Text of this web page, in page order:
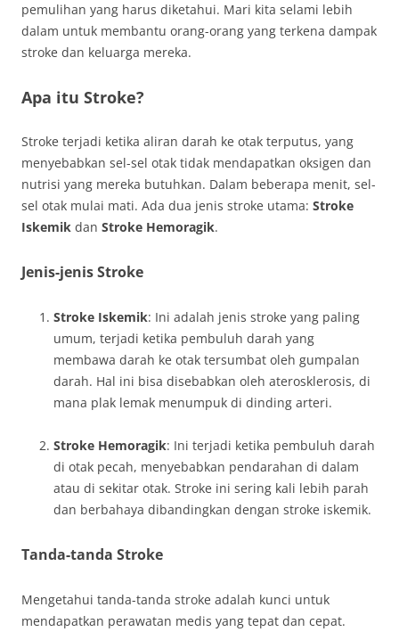
pemulihan yang harus diketahui. Mari kita selami lebih
dalam untuk membantu orang-orang yang terkena dampak
stroke dan keluarga mereka.
Apa itu Stroke?
Stroke terjadi ketika aliran darah ke otak terputus, yang
menyebabkan sel-sel otak tidak mendapatkan oksigen dan
nutrisi yang mereka butuhkan. Dalam beberapa menit, sel-
sel otak mulai mati. Ada dua jenis stroke utama: Stroke
Iskemik dan Stroke Hemoragik.
Jenis-jenis Stroke
Stroke Iskemik: Ini adalah jenis stroke yang paling
umum, terjadi ketika pembuluh darah yang
membawa darah ke otak tersumbat oleh gumpalan
darah. Hal ini bisa disebabkan oleh aterosklerosis, di
mana plak lemak menumpuk di dinding arteri.
Stroke Hemoragik: Ini terjadi ketika pembuluh darah
di otak pecah, menyebabkan pendarahan di dalam
atau di sekitar otak. Stroke ini sering kali lebih parah
dan berbahaya dibandingkan dengan stroke iskemik.
Tanda-tanda Stroke
Mengetahui tanda-tanda stroke adalah kunci untuk
mendapatkan perawatan medis yang tepat dan cepat.